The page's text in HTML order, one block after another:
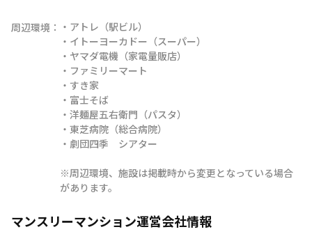
周辺環境： ・アトレ（駅ビル）
・イトーヨーカドー（スーパー）
・ヤマダ電機（家電量販店）
・ファミリーマート
・すき家
・富士そば
・洋麺屋五右衛門（パスタ）
・東芝病院（総合病院）
・劇団四季　シアター
※周辺環境、施設は掲載時から変更となっている場合
があります。
マンスリーマンション運営会社情報